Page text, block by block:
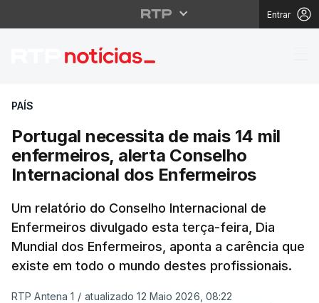
Entrar
Portugal necessita de
PAÍS
Portugal necessita de mais 14 mil
enfermeiros, alerta Conselho
Internacional dos Enfermeiros
Um relatório do Conselho Internacional de
Enfermeiros divulgado esta terça-feira, Dia
Mundial dos Enfermeiros, aponta a carência que
existe em todo o mundo destes profissionais.
RTP Antena 1 / atualizado 12 Maio 2026, 08:22